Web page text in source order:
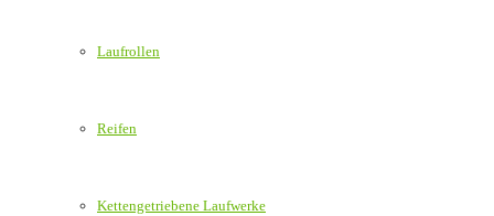
Laufrollen
Reifen
Kettengetriebene Laufwerke